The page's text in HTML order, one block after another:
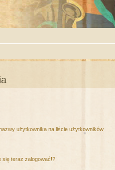
użytkownika na liście użytkowników
się teraz zalogować!?!